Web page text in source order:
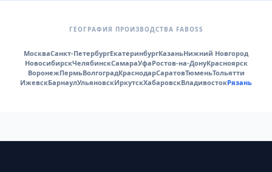
ГЕОГРАФИЯ ПРОИЗВОДСТВА FABOSS
МоскваСанкт-ПетербургЕкатеринбургКазаньНижний Новгород
НовосибирскЧелябинскСамараУфаРостов-на-ДонуКрасноярск
ВоронежПермьВолгоградКраснодарСаратовТюменьТольятти
ИжевскБарнаулУльяновскИркутскХабаровскВладивостокРязань